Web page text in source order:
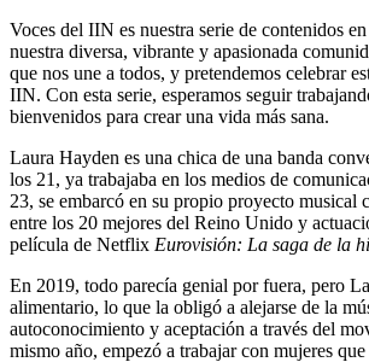
Voces del IIN es nuestra serie de contenidos
nuestra diversa, vibrante y apasionada
que nos une a todos, y pretendemos celebrar
IIN. Con esta serie, esperamos seguir
bienvenidos para crear una vida más sana.
Laura Hayden es una chica de una banda
los 21, ya trabajaba en los medios de
23, se embarcó en su propio proyecto
entre los 20 mejores del Reino Unido y
película de Netflix Eurovisión: La saga de la
En 2019, todo parecía genial por fuera, pero
alimentario, lo que la obligó a alejarse de la
autoconocimiento y aceptación a través del
mismo año, empezó a trabajar con mujeres